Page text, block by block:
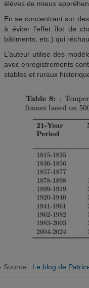
élèves de mieux
En se concentrant sur
à éviter l’effet îlot de
bâtiments, etc.) qui
L’auteur utilise des
avec enregistrements
stables et ruraux
Source : Le blog de